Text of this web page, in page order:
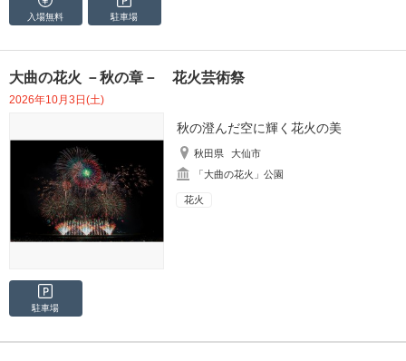
入場無料 駐車場
大曲の花火 －秋の章－ 花火芸術祭
2026年10月3日(土)
秋の澄んだ空に輝く花火の美
秋田県
大仙市
「大曲の花火」公園
花火
駐車場